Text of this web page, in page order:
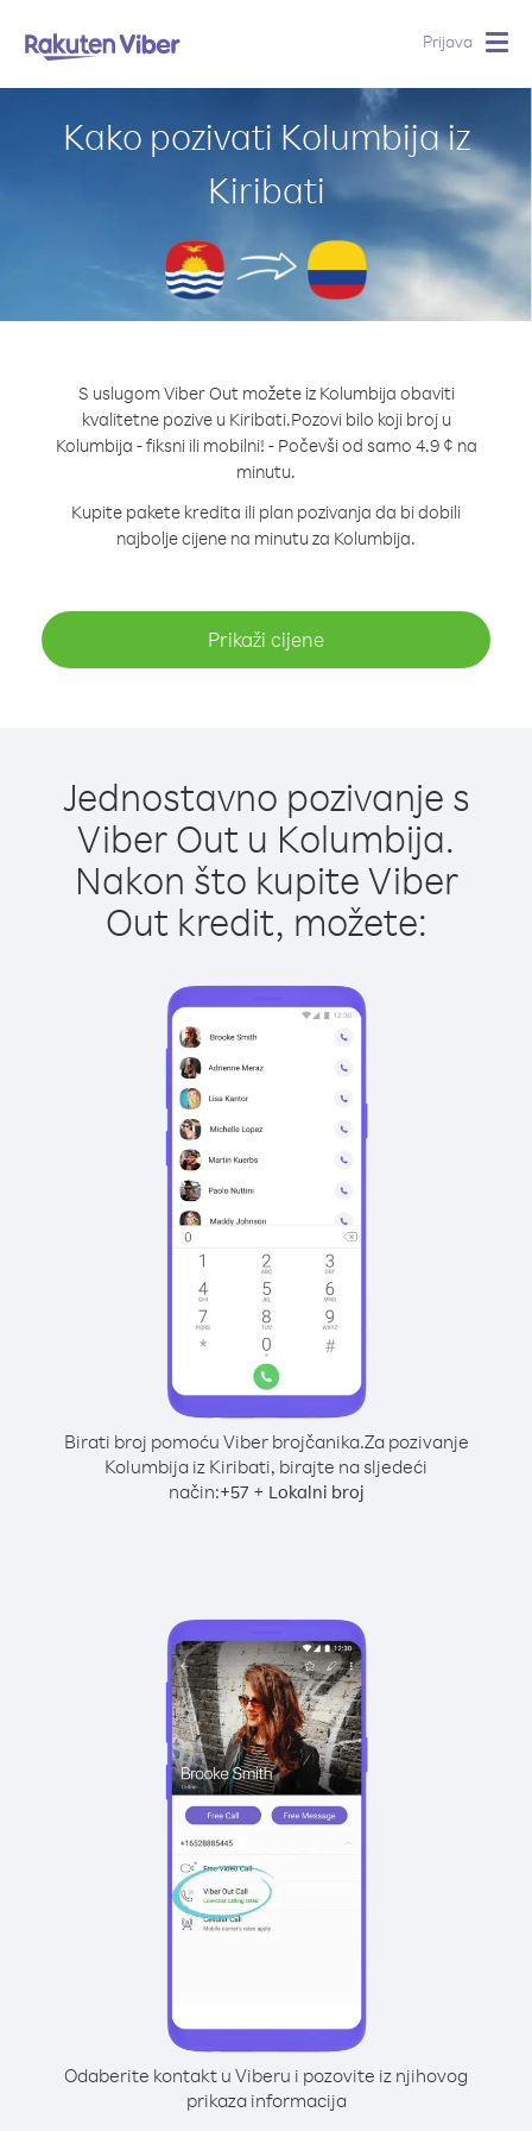
Prijava
Kako pozivati Kolumbija iz
Kiribati
S uslugom Viber Out možete iz Kolumbija obaviti
kvalitetne pozive u Kiribati.Pozovi bilo koji broj u
Kolumbija - fiksni ili mobilni! - Počevši od samo 4.9 ¢ na
minutu.
Kupite pakete kredita ili plan pozivanja da bi dobili
najbolje cijene na minutu za Kolumbija.
Prikaži cijene
Jednostavno pozivanje s
Viber Out u Kolumbija.
Nakon što kupite Viber
Out kredit, možete:
Birati broj pomoću Viber brojčanika.Za pozivanje
Kolumbija iz Kiribati, birajte na sljedeći
način:+57+ Lokalni broj
Odaberite kontakt u Viberu i pozovite iz njihovog
prikaza informacija